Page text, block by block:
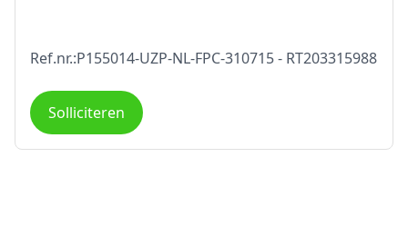
Ref.nr.:P155014-UZP-NL-FPC-310715 - RT203315988
Solliciteren